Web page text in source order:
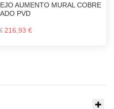
AUMENTO MURAL COBRE
PVD
216,93 €